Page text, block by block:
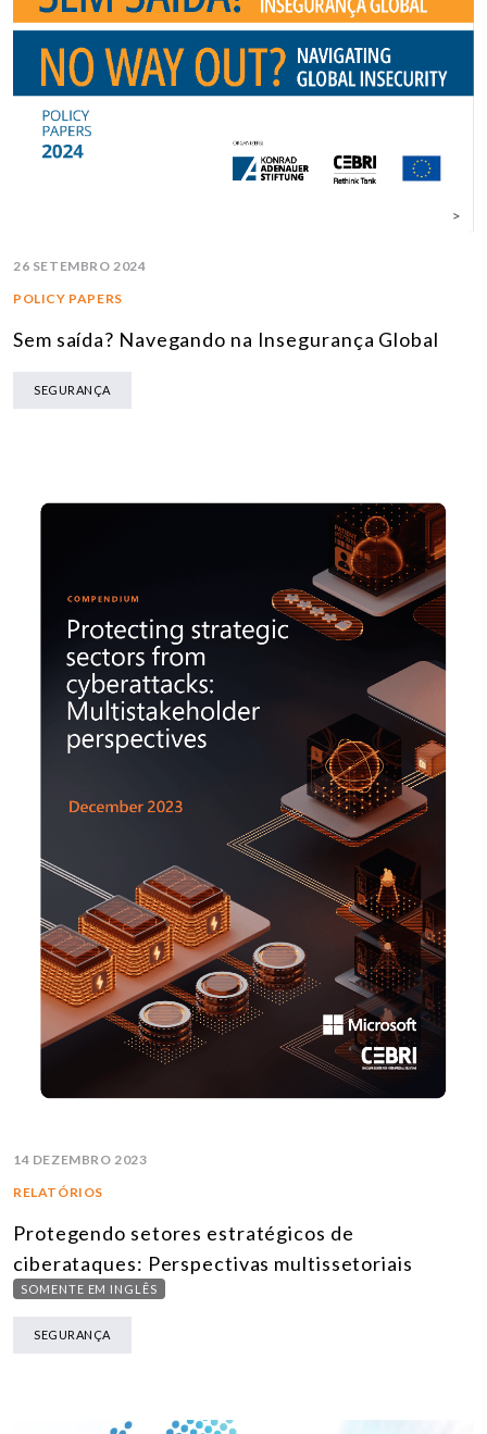
26 SETEMBRO 2024
POLICY PAPERS
Sem saída? Navegando na Insegurança Global
SEGURANÇA
14 DEZEMBRO 2023
RELATÓRIOS
Protegendo setores estratégicos de
ciberataques: Perspectivas multissetoriais
SOMENTE EM INGLÊS
SEGURANÇA